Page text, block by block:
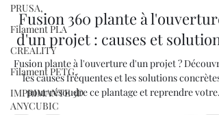
PRUSA,
Filament PLA
CREALITY
Filament PETG,
IMPRIMANTE 3D
ANYCUBIC
Fusion 360 plante à l'ouverture
d'un projet : causes et solutions
Fusion plante à l'ouverture d'un projet ?
les causes fréquentes et les solutions concrètes
pour résoudre ce plantage et reprendre votre